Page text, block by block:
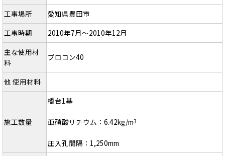
工事場所
愛知県豊田市
工事時期
2010年7月～2010年12月
主な使用材
料
プロコン40
他 使用材料
施工数量
橋台1基
亜硝酸リチウム：6.42kg/m3
圧入孔間隔：1,250mm